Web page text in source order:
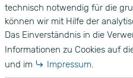
"Web Content Accessibility
eine unabhängige
und diese Informationen in
dann nach
technisch notwendig für die
können wir mit Hilfe der
Das Einverständnis in die
Informationen zu Cookies auf
und im
Impressum.